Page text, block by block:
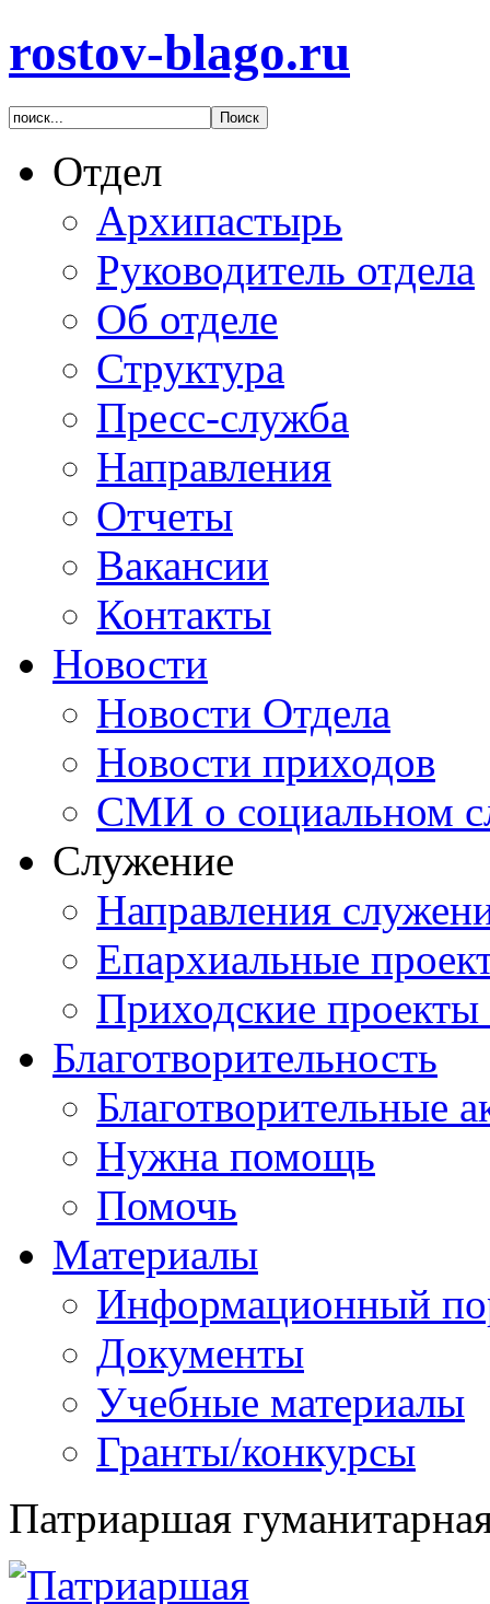
rostov-blago.ru
Отдел
Архипастырь
Руководитель отдела
Об отделе
Структура
Пресс-служба
Направления
Отчеты
Вакансии
Контакты
Новости
Новости Отдела
Новости приходов
СМИ о социальном
Служение
Направления
Епархиальные
Приходские
Благотворительность
Благотворительные
Нужна помощь
Помочь
Материалы
Информационный
Документы
Учебные материалы
Гранты/конкурсы
Патриаршая